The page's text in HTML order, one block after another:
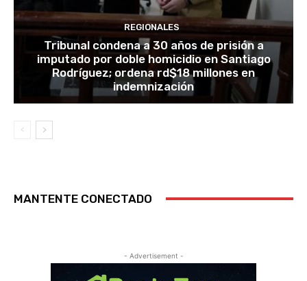
REGIONALES
Tribunal condena a 30 años de prisión a
imputado por doble homicidio en Santiago
Rodríguez; ordena rd$18 millones en
indemnización
MANTENTE CONECTADO
- Advertisement -